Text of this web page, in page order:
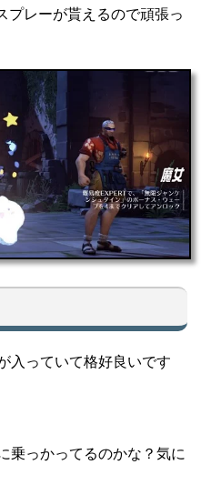
プレーが貰えるので頑張っ
入っていて格好良いです
乗っかってるのかな？気に